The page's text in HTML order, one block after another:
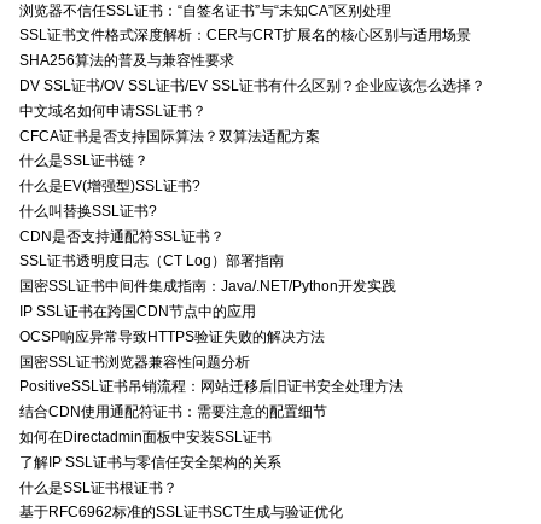
浏览器不信任SSL证书：“自签名证书”与“未知CA”区别处理
SSL证书文件格式深度解析：CER与CRT扩展名的核心区别与适用场景
SHA256算法的普及与兼容性要求
DV SSL证书/OV SSL证书/EV SSL证书有什么区别？企业应该怎么选择？
中文域名如何申请SSL证书？
CFCA证书是否支持国际算法？双算法适配方案
什么是SSL证书链？
什么是EV(增强型)SSL证书?
什么叫替换SSL证书?
CDN是否支持通配符SSL证书？
SSL证书透明度日志（CT Log）部署指南
国密SSL证书中间件集成指南：Java/.NET/Python开发实践
IP SSL证书在跨国CDN节点中的应用
OCSP响应异常导致HTTPS验证失败的解决方法
国密SSL证书浏览器兼容性问题分析
PositiveSSL证书吊销流程：网站迁移后旧证书安全处理方法
结合CDN使用通配符证书：需要注意的配置细节
如何在Directadmin面板中安装SSL证书
了解IP SSL证书与零信任安全架构的关系
什么是SSL证书根证书？
基于RFC6962标准的SSL证书SCT生成与验证优化